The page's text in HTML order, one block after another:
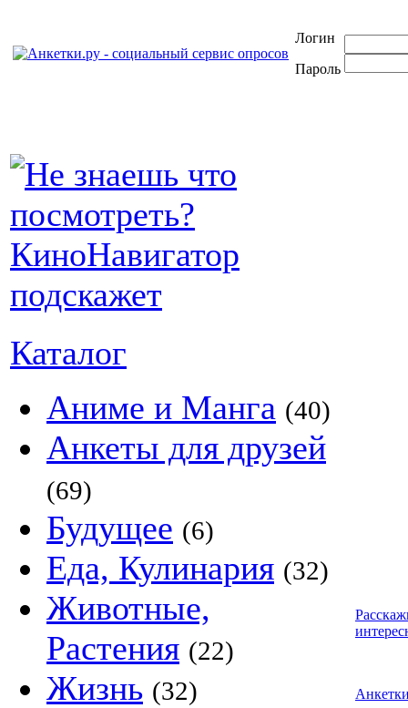
Логин
Пароль
Каталог
Аниме и Манга (40)
Анкеты для друзей
(69)
Будущее (6)
Еда, Кулинария (32)
Животные,
Растения (22)
Жизнь (32)